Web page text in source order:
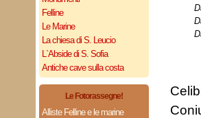
Felline
Le Marine
La chiesa di S. Leucio
L`Abside di S. Sofia
Antiche cave sulla costa
Le Fotorassegne!
Alliste Felline e le marine